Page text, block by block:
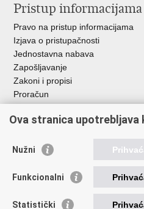
Pristup informacijama
Pravo na pristup informacijama
Izjava o pristupačnosti
Jednostavna nabava
Zapošljavanje
Zakoni i propisi
Proračun
RH
Važne poveznice
Hrvatska agencija za
Agencija za plaćanja u
razvoju
Ova stranica upotrebljava
Nužni
Funkcionalni
Statistički